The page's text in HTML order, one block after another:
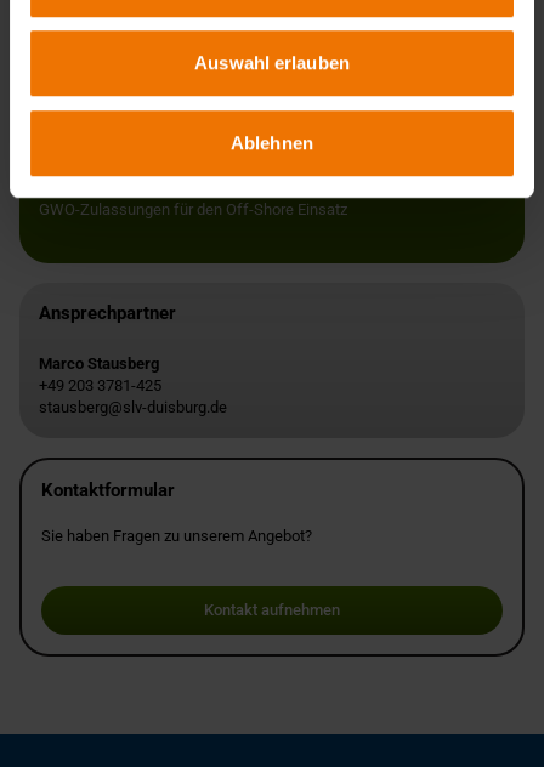
Auswahl erlauben
Ablehnen
Ihre Vorteile
DAkkS akkreditiertes Prüflabor nach DIN EN ISO/IEC 17025
Erreichbarkeit der GSI SLV Standorte
GWO-Zulassungen für den Off-Shore Einsatz
Ansprechpartner
Marco Stausberg
+49 203 3781-425
stausberg@slv-duisburg.de
Kontaktformular
Sie haben Fragen zu unserem Angebot?
Kontakt aufnehmen